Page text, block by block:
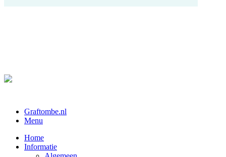
Graftombe.nl
Menu
Home
Informatie